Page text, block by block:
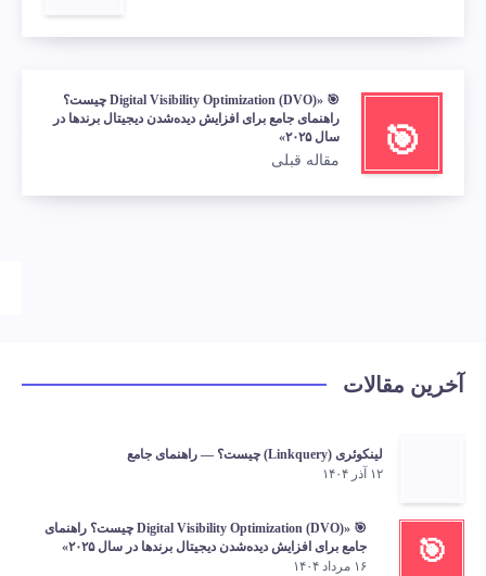
🎯
🎯 «Digital Visibility Optimization (DVO) چیست؟
راهنمای جامع برای افزایش دیده‌شدن دیجیتال برندها در
سال ۲۰۲۵»
مقاله قبلی
آخرین مقالات
لینکوئری (Linkquery) چیست؟ — راهنمای جامع
۱۲ آذر ۱۴۰۴
🎯
🎯 «Digital Visibility Optimization (DVO) چیست؟ راهنمای
جامع برای افزایش دیده‌شدن دیجیتال برندها در سال ۲۰۲۵»
۱۶ مرداد ۱۴۰۴